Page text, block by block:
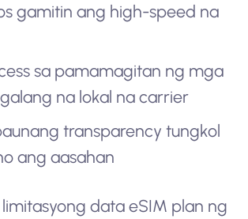
gamitin ang high-speed na
sa pamamagitan ng mga
na lokal na carrier
transparency tungkol
ang aasahan
data eSIM plan ng